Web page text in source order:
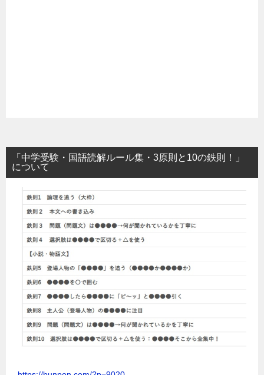
「中学受験・国語読解ルール集・3原則と10の鉄則！」
について